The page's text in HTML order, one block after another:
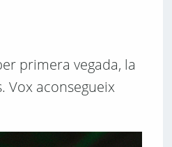
primera vegada, la
Vox aconsegueix